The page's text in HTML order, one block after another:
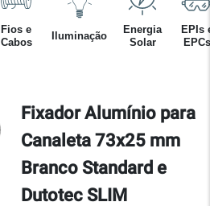
Fios e
Cabos
Iluminação
Energia
Solar
EPIs
EPCs
Fixador Alumínio para
Canaleta 73x25 mm
Branco Standard e
Dutotec SLIM